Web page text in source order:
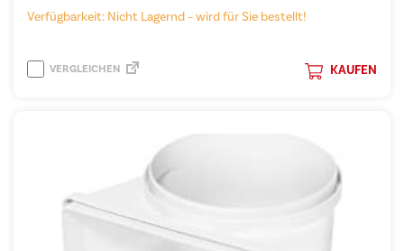
Verfügbarkeit: Nicht Lagernd – wird für Sie bestellt!
KAUFEN
VERGLEICHEN